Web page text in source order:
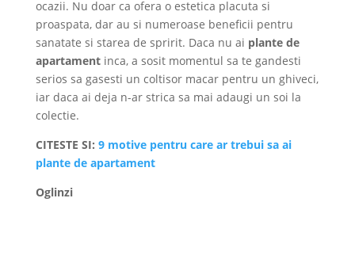
ocazii. Nu doar ca ofera o estetica placuta si
proaspata, dar au si numeroase beneficii pentru
sanatate si starea de spririt. Daca nu ai plante de
apartament inca, a sosit momentul sa te gandesti
serios sa gasesti un coltisor macar pentru un ghiveci,
iar daca ai deja n-ar strica sa mai adaugi un soi la
colectie.
CITESTE SI: 9 motive pentru care ar trebui sa ai
plante de apartament
Oglinzi